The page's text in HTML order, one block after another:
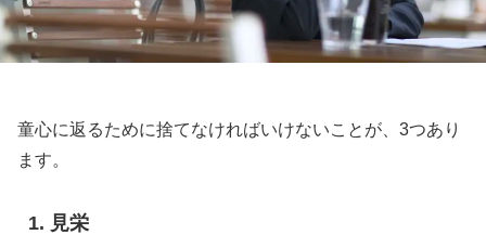
童心に返るために捨てなければいけないことが、3つあり
ます。
見栄